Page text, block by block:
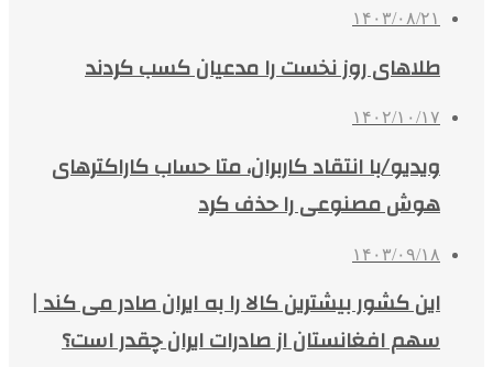
۱۴۰۳/۰۸/۲۱
طلاهای روز نخست را مدعیان کسب کردند
۱۴۰۲/۱۰/۱۷
ویدیو/با انتقاد کاربران، متا حساب کاراکترهای
هوش مصنوعی را حذف کرد
۱۴۰۳/۰۹/۱۸
این کشور بیشترین کالا را به ایران صادر می کند |
سهم افغانستان از صادرات ایران چقدر است؟